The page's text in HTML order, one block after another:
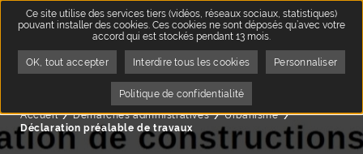
Accueil Démarches administratives Urbanisme
Page active :
Déclaration préalable de travaux
Ce site utilise des services tiers (vidéos, réseaux sociaux, statistiques)
pouvant installer des cookies. Ces cookies ne sont déposés qu’avec votre
accord qui est stockés pendant 13 mois.
OK, tout accepter Interdire tous les cookies Personnaliser
Politique de confidentialité